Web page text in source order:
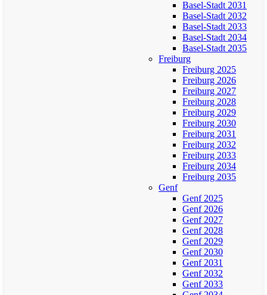
Basel-Stadt 2031
Basel-Stadt 2032
Basel-Stadt 2033
Basel-Stadt 2034
Basel-Stadt 2035
Freiburg
Freiburg 2025
Freiburg 2026
Freiburg 2027
Freiburg 2028
Freiburg 2029
Freiburg 2030
Freiburg 2031
Freiburg 2032
Freiburg 2033
Freiburg 2034
Freiburg 2035
Genf
Genf 2025
Genf 2026
Genf 2027
Genf 2028
Genf 2029
Genf 2030
Genf 2031
Genf 2032
Genf 2033